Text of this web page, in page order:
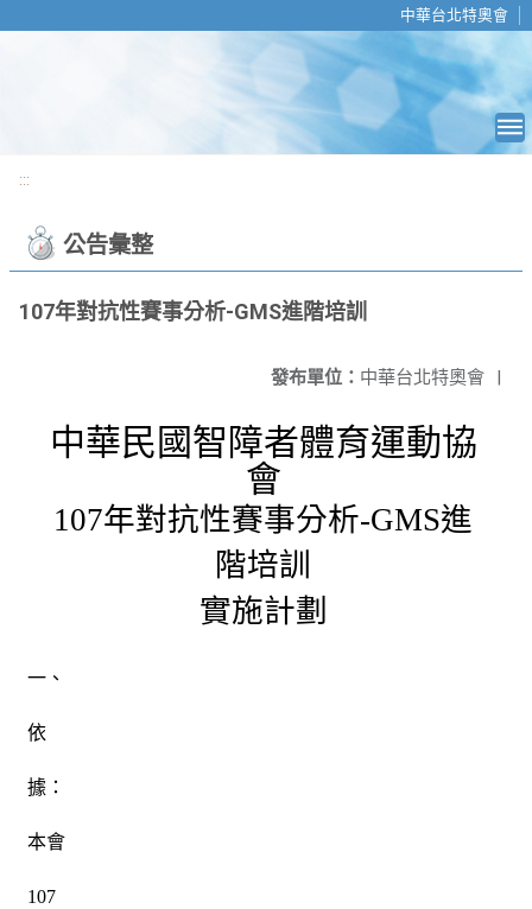
中華台北特奧會
:::
公告彙整
107年對抗性賽事分析-GMS進階培訓
發布單位： 中華台北特奧會 |
中華民國智障者體育運動協
會
107年對抗性賽事分析-GMS進
階培訓
實施計劃
一、
依
據：
本會
107